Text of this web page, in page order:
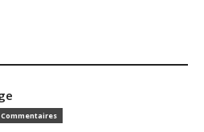
Commentaires